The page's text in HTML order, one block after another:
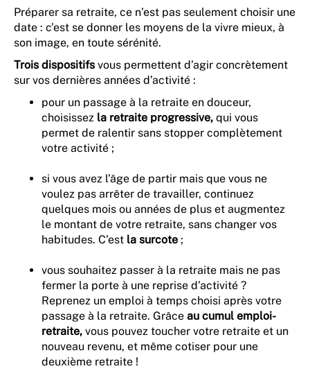
Préparer sa retraite, ce n’est pas seulement choisir une
date : c’est se donner les moyens de la vivre mieux, à
son image, en toute sérénité.
Trois dispositifs vous permettent d’agir concrètement
sur vos dernières années d’activité :
pour un passage à la retraite en douceur,
choisissez la retraite progressive, qui vous
permet de ralentir sans stopper complètement
votre activité ;
si vous avez l’âge de partir mais que vous ne
voulez pas arrêter de travailler, continuez
quelques mois ou années de plus et augmentez
le montant de votre retraite, sans changer vos
habitudes. C’est la surcote ;
vous souhaitez passer à la retraite mais ne pas
fermer la porte à une reprise d’activité ?
Reprenez un emploi à temps choisi après votre
passage à la retraite. Grâce au cumul emploi-
retraite, vous pouvez toucher votre retraite et un
nouveau revenu, et même cotiser pour une
deuxième retraite !